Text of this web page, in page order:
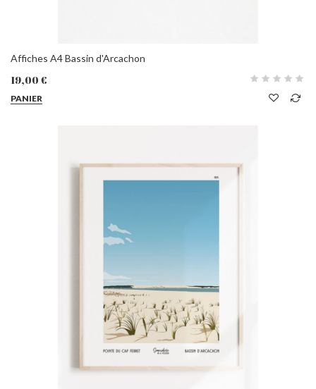
Affiches A4 Bassin d'Arcachon
19,00 €
PANIER